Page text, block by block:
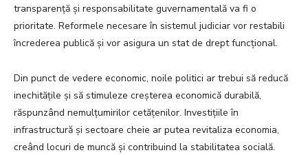
transparență și responsabilitate guvernamentală va fi o
prioritate. Reformele necesare în sistemul judiciar vor restabili
încrederea publică și vor asigura un stat de drept funcțional.
Din punct de vedere economic, noile politici ar trebui să reducă
inechitățile și să stimuleze creșterea economică durabilă,
răspunzând nemulțumirilor cetățenilor. Investițiile în
infrastructură și sectoare cheie ar putea revitaliza economia,
creând locuri de muncă și contribuind la stabilitatea socială.